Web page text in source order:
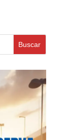
Buscar